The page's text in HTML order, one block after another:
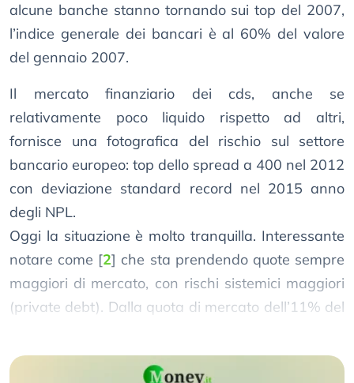
alcune banche stanno tornando sui top del 2007,
l’indice generale dei bancari è al 60% del valore
del gennaio 2007.
Il mercato finanziario dei cds, anche se
relativamente poco liquido rispetto ad altri,
fornisce una fotografica del rischio sul settore
bancario europeo: top dello spread a 400 nel 2012
con deviazione standard record nel 2015 anno
degli NPL.
Oggi la situazione è molto tranquilla. Interessante
notare come [2] che sta prendendo quote sempre
maggiori di mercato, con rischi sistemici maggiori
(private debt). Dalla quota di mercato dell’11% del